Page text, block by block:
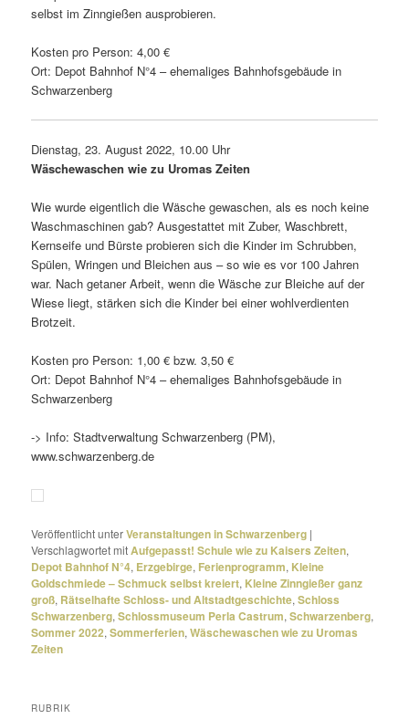
selbst im Zinngießen ausprobieren.
Kosten pro Person: 4,00 €
Ort: Depot Bahnhof N°4 – ehema­liges Bahnhofsgebäude in
Schwarzenberg
Dienstag, 23. August 2022, 10.00 Uhr
Wäschewaschen wie zu Uromas Zeiten
Wie wurde eigent­lich die Wäsche gewa­schen, als es noch keine
Waschmaschinen gab? Ausgestattet mit Zuber, Waschbrett,
Kernseife und Bürste probieren sich die Kinder im Schrubben,
Spülen, Wringen und Bleichen aus – so wie es vor 100 Jahren
war. Nach getaner Arbeit, wenn die Wäsche zur Bleiche auf der
Wiese liegt, stärken sich die Kinder bei einer wohl­ver­dienten
Brotzeit.
Kosten pro Person: 1,00 € bzw. 3,50 €
Ort: Depot Bahnhof N°4 – ehema­liges Bahnhofsgebäude in
Schwarzenberg
-> Info: Stadtverwaltung Schwarzenberg (PM),
www.schwarzenberg.de
Veröffentlicht unterVeranstaltungen in Schwarzenberg |
Verschlagwortet mitAufgepasst! Schule wie zu Kaisers Zeiten,
Depot Bahnhof N°4, Erzgebirge, Ferienprogramm, Kleine
Goldschmiede – Schmuck selbst kreiert, Kleine Zinngießer ganz
groß, Rätselhafte Schloss- und Altstadtgeschichte,Schloss
Schwarzenberg,Schlossmuseum Perla Castrum,Schwarzenberg,
Sommer 2022,Sommerferien,Wäschewaschen wie zu Uromas
Zeiten
RUBRIK